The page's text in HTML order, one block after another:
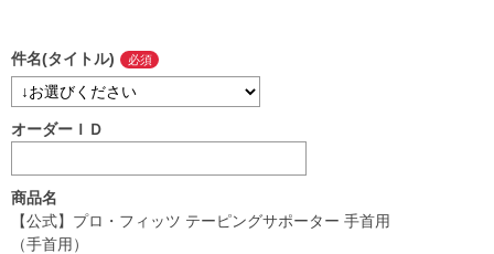
件名(タイトル)
オーダーＩＤ
商品名
【公式】プロ・フィッツ テーピングサポーター 手首用
（手首用）